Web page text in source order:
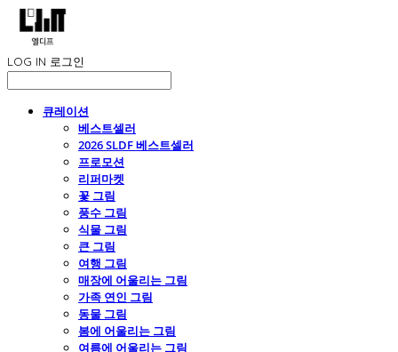
LOG IN 로그인
큐레이션
베스트셀러
2026 SLDF 베스트셀러
프로모션
리퍼마켓
꽃 그림
풍수 그림
식물 그림
큰 그림
여행 그림
매장에 어울리는 그림
가족 연인 그림
동물 그림
봄에 어울리는 그림
여름에 어울리는 그림